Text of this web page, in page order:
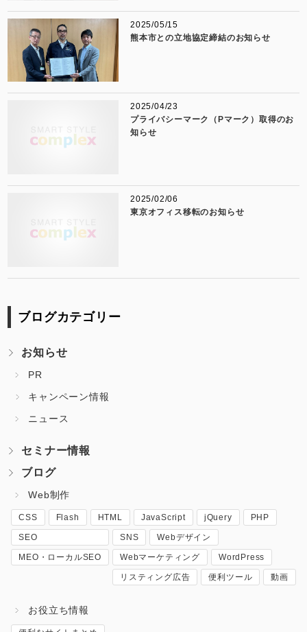
2025/05/15
熊本市との立地協定締結のお知らせ
2025/04/23
プライバシーマーク（Pマーク）取得のお
知らせ
2025/02/06
東京オフィス移転のお知らせ
ブログカテゴリー
お知らせ
PR
キャンペーン情報
ニュース
セミナー情報
ブログ
Web制作
CSS Flash HTML JavaScript jQuery PHP
SEO
MEO・ローカルSEO
SNS Webデザイン
Webマーケティング WordPress
リスティング広告 便利ツール 動画
お役立ち情報